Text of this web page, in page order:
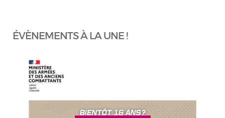
ÉVÈNEMENTS À LA UNE !